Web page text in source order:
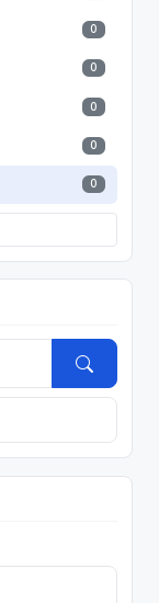
0
0
0
0
0